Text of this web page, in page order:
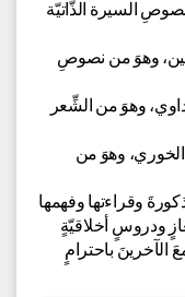
على خمسةِ نصوصٍ
في المدارسِ
على النّحوِ الآتي:
السيرة الذّاتيّة
وهوَ من نصوصِ
وهوَ من الشِّعر